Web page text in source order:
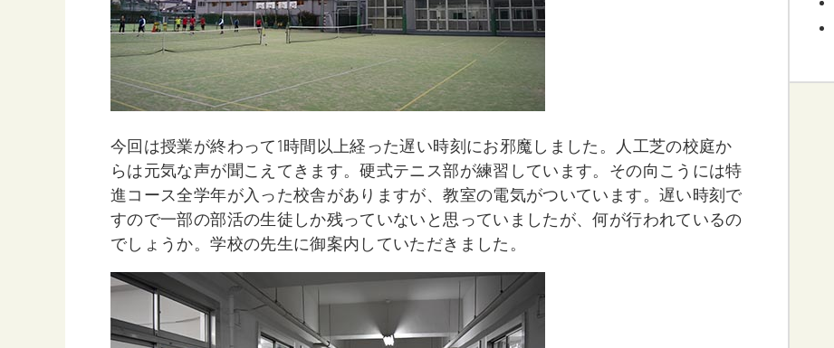
今回は授業が終わって1時間以上経った遅い時刻にお邪魔しました。人工芝の校庭か
らは元気な声が聞こえてきます。硬式テニス部が練習しています。その向こうには特
進コース全学年が入った校舎がありますが、教室の電気がついています。遅い時刻で
すので一部の部活の生徒しか残っていないと思っていましたが、何が行われているの
でしょうか。学校の先生に御案内していただきました。